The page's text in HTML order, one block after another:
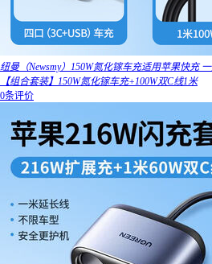
纽曼（Newsmy）150W氮化镓车充适用苹果快充
【组合套装】150W氮化镓车充+100W双C线1米
0条评价